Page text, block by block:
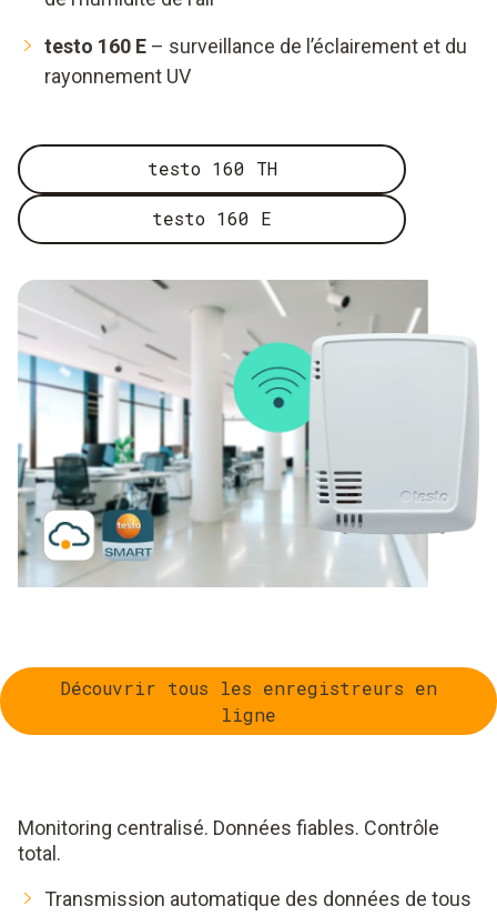
testo 160 E – surveillance de l’éclairement et du
rayonnement UV
testo 160 TH
testo 160 E
Découvrir tous les enregistreurs en
ligne
Monitoring centralisé. Données fiables. Contrôle
total.
Transmission automatique des données de tous